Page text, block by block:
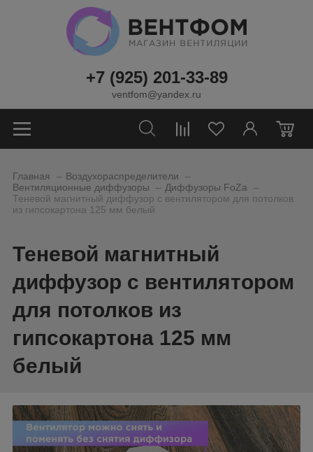
+7 (925) 201-33-89
ventfom@yandex.ru
0
Главная Воздухораспределители
Вентиляционные диффузоры _ Диффузоры FoZa
Теневой магнитный диффузор с вентилятором для потолков
из гипсокартона 125 мм белый
Теневой магнитный
диффузор с вентилятором
для потолков из
гипсокартона 125 мм
белый